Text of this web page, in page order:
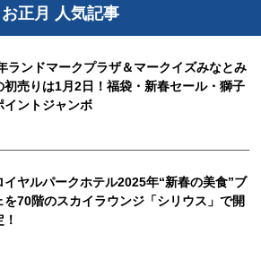
お正月 人気記事
ランドマークプラザ＆マークイズみなとみ
初売りは1月2日！福袋・新春セール・獅子
イントジャンボ
イヤルパークホテル2025年“新春の美食”ブ
を70階のスカイラウンジ「シリウス」で開